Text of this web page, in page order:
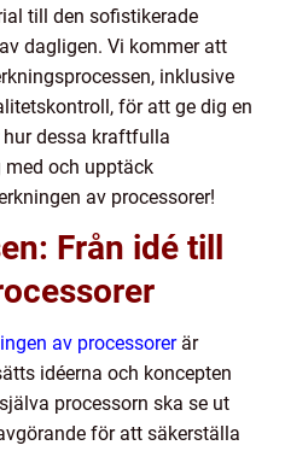
till den sofistikerade
dagligen. Vi kommer att
inklusive
för att ge dig en
dessa kraftfulla
med och upptäck
av processorer!
Från idé till
av processorerär
idéerna och koncepten
processorn ska se ut
för att säkerställa